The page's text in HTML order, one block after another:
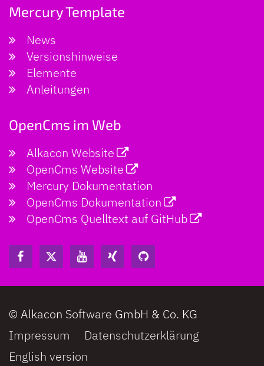
Mercury Template
News
Versionshinweise
Elemente
Anleitungen
OpenCms im Web
Alkacon Website
OpenCms Website
Mercury Dokumentation
OpenCms Dokumentation
OpenCms Quelltext auf GitHub
© Alkacon Software GmbH & Co. KG
Impressum
Datenschutzerklärung
English version